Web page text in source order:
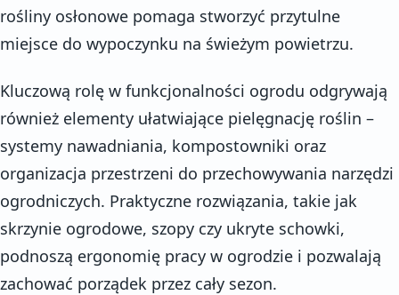
rośliny osłonowe pomaga stworzyć przytulne
miejsce do wypoczynku na świeżym powietrzu.
Kluczową rolę w funkcjonalności ogrodu odgrywają
również elementy ułatwiające pielęgnację roślin –
systemy nawadniania, kompostowniki oraz
organizacja przestrzeni do przechowywania narzędzi
ogrodniczych. Praktyczne rozwiązania, takie jak
skrzynie ogrodowe, szopy czy ukryte schowki,
podnoszą ergonomię pracy w ogrodzie i pozwalają
zachować porządek przez cały sezon.